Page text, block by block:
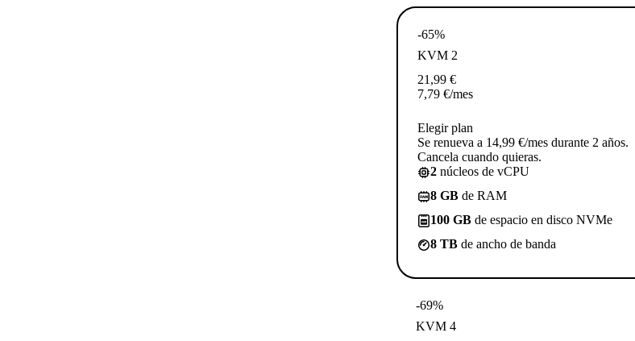
-65%
KVM 2
21,99 €
7,79 €/mes
Elegir plan
Se renueva a 14,99 €/mes durante 2 años.
Cancela cuando quieras.
2 núcleos de vCPU
8 GB de RAM
100 GB de espacio en disco NVMe
8 TB de ancho de banda
-69%
KVM 4